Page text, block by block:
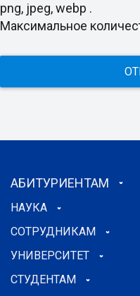
png, jpeg, webp .
Максимальное
АБИТУРИЕНТАМ
НАУКА
СОТРУДНИКАМ
УНИВЕРСИТЕТ
СТУДЕНТАМ